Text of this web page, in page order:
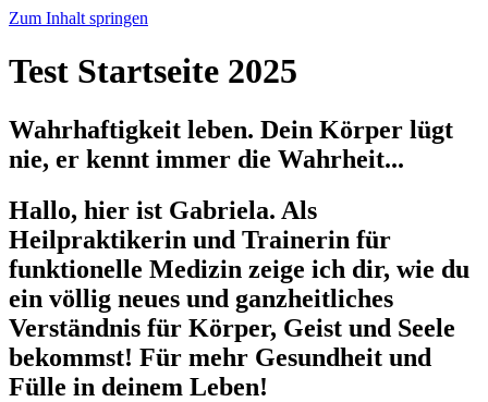
Zum Inhalt springen
Test Startseite 2025
Wahrhaftigkeit leben. Dein Körper lügt
nie, er kennt immer die Wahrheit...
Hallo, hier ist Gabriela. Als
Heilpraktikerin und Trainerin für
funktionelle Medizin zeige ich dir, wie du
ein völlig neues und ganzheitliches
Verständnis für Körper, Geist und Seele
bekommst! Für mehr Gesundheit und
Fülle in deinem Leben!